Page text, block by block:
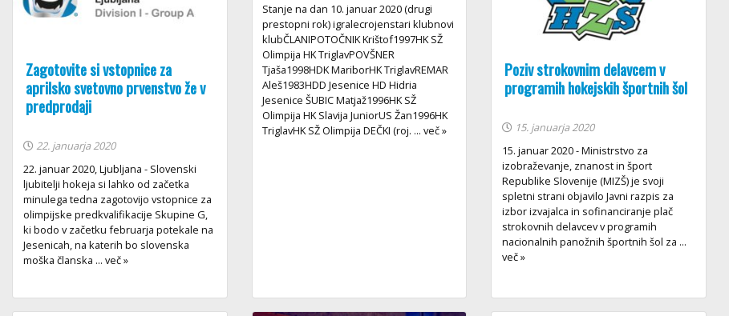
Zagotovite si vstopnice za
aprilsko svetovno prvenstvo že v
predprodaji
22. januarja 2020
22. januar 2020, Ljubljana - Slovenski
ljubitelji hokeja si lahko od začetka
minulega tedna zagotovijo vstopnice za
olimpijske predkvalifikacije Skupine G,
ki bodo v začetku februarja potekale na
Jesenicah, na katerih bo slovenska
moška članska ... več »
Stanje na dan 10. januar 2020 (drugi
prestopni rok) igralecrojenstari klubnovi
klubČLANIPOTOČNIK Krištof1997HK SŽ
Olimpija HK TriglavPOVŠNER
Tjaša1998HDK MariborHK TriglavREMAR
Aleš1983HDD Jesenice HD Hidria
Jesenice ŠUBIC Matjaž1996HK SŽ
Olimpija HK Slavija JuniorUS Žan1996HK
TriglavHK SŽ Olimpija DEČKI (roj. ... več »
Poziv strokovnim delavcem v
programih hokejskih športnih šol
15. januarja 2020
15. januar 2020 - Ministrstvo za
izobraževanje, znanost in šport
Republike Slovenije (MIZŠ) je svoji
spletni strani objavilo Javni razpis za
izbor izvajalca in sofinanciranje plač
strokovnih delavcev v programih
nacionalnih panožnih športnih šol za ...
več »